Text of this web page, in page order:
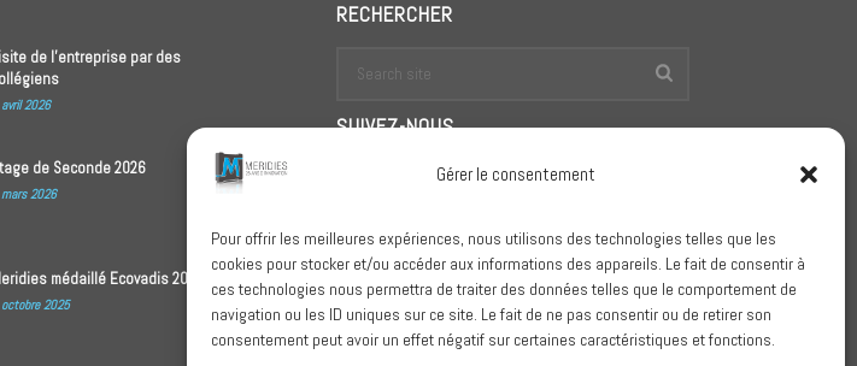
Gérer le consentement
Pour offrir les meilleures expériences, nous utilisons des technologies telles que les
cookies pour stocker et/ou accéder aux informations des appareils. Le fait de consentir à
ces technologies nous permettra de traiter des données telles que le comportement de
navigation ou les ID uniques sur ce site. Le fait de ne pas consentir ou de retirer son
consentement peut avoir un effet négatif sur certaines caractéristiques et fonctions.
de l’entreprise par des
2026
de Seconde 2026
2026
médaillé Ecovadis 2025
2025
RECHERCHER
SUIVEZ-NOUS
Conditions Générales de Vente
Politique de confidentialité